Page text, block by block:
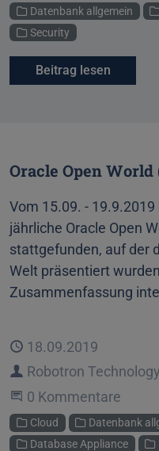
Kategorien
Datenbank allgemein
Security
Beitrag lesen
Oracle Open World
Vom 15.09. -
jährliche Oracle Open
stattgefunden, auf der
Welt präsentiert
Zusammenfassung
Veröffentlicht
18.09.2019
Autor
Robotron
Beginne eine
0 Kommentare
Kategorien
Cloud Datenbank
Database Appliance